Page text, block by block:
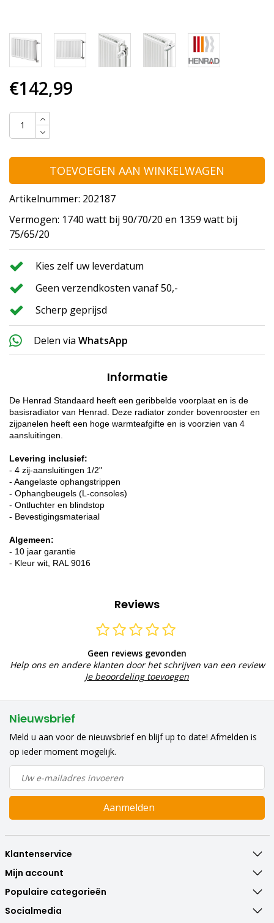
€142,99
TOEVOEGEN AAN WINKELWAGEN
Artikelnummer: 202187
Vermogen: 1740 watt bij 90/70/20 en 1359 watt bij
75/65/20
Kies zelf uw leverdatum
Geen verzendkosten vanaf 50,-
Scherp geprijsd
Delen via WhatsApp
Informatie
De Henrad Standaard heeft een geribbelde voorplaat en is de
basisradiator van Henrad. Deze radiator zonder bovenrooster en
zijpanelen heeft een hoge warmteafgifte en is voorzien van 4
aansluitingen.
Levering inclusief:
- 4 zij-aansluitingen 1/2"
- Aangelaste ophangstrippen
- Ophangbeugels (L-consoles)
- Ontluchter en blindstop
- Bevestigingsmateriaal
Algemeen:
- 10 jaar garantie
- Kleur wit, RAL 9016
Reviews
Geen reviews gevonden
Help ons en andere klanten door het schrijven van een review
Je beoordeling toevoegen
Nieuwsbrief
Meld u aan voor de nieuwsbrief en blijf up to date! Afmelden is
op ieder moment mogelijk.
Aanmelden
Klantenservice
Mijn account
Populaire categorieën
Socialmedia